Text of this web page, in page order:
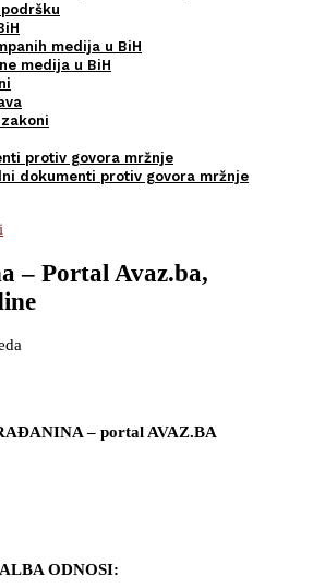
medija u BiH
medija u BiH
protiv govora mržnje
dokumenti protiv govora mržnje
– Portal Avaz.ba,
– portal AVAZ.BA
ODNOSI: